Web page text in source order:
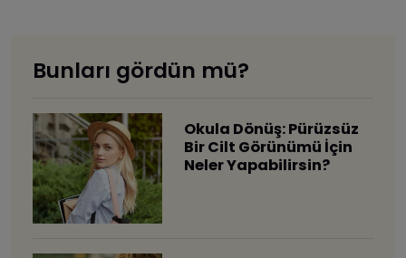
Bunları gördün mü?
Okula Dönüş: Pürüzsüz
Bir Cilt Görünümü İçin
Neler Yapabilirsin?